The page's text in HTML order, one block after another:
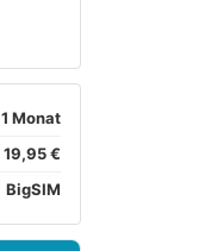
1 Monat
19,95 €
BigSIM